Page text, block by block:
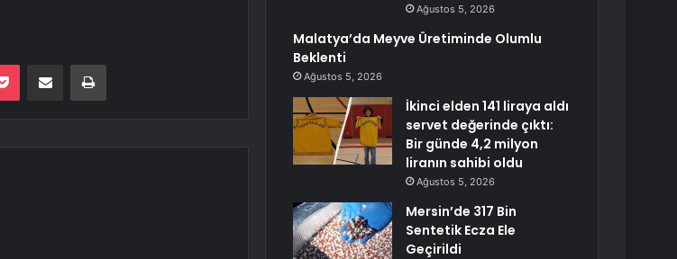
Pocket E-Posta ile paylaş Yazdır
Ağustos 5, 2026
Malatya’da Meyve Üretiminde Olumlu
Beklenti
Ağustos 5, 2026
İkinci elden 141 liraya aldı
servet değerinde çıktı:
Bir günde 4,2 milyon
liranın sahibi oldu
Ağustos 5, 2026
Mersin’de 317 Bin
Sentetik Ecza Ele
Geçirildi